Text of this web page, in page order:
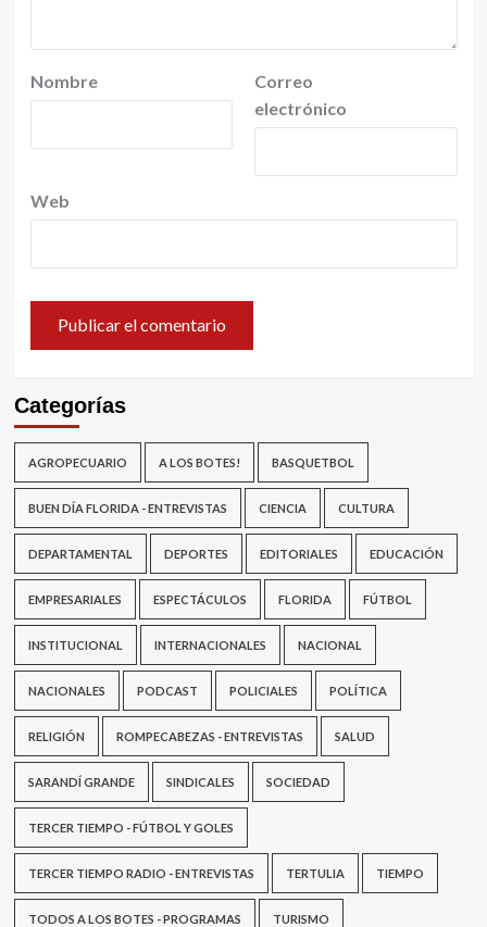
Nombre
Correo
electrónico
Web
Categorías
AGROPECUARIO A LOS BOTES! BASQUETBOL
BUEN DÍA FLORIDA - ENTREVISTAS CIENCIA CULTURA
DEPARTAMENTAL DEPORTES EDITORIALES EDUCACIÓN
EMPRESARIALES ESPECTÁCULOS FLORIDA FÚTBOL
INSTITUCIONAL INTERNACIONALES NACIONAL
NACIONALES PODCAST POLICIALES POLÍTICA
RELIGIÓN ROMPECABEZAS - ENTREVISTAS SALUD
SARANDÍ GRANDE SINDICALES SOCIEDAD
TERCER TIEMPO - FÚTBOL Y GOLES
TERCER TIEMPO RADIO - ENTREVISTAS TERTULIA TIEMPO
TODOS A LOS BOTES - PROGRAMAS TURISMO